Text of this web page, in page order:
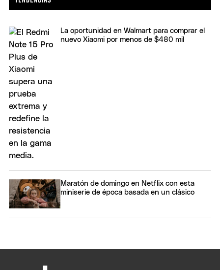
La oportunidad en Walmart para comprar el
nuevo Xiaomi por menos de $480 mil
Maratón de domingo en Netflix con esta
miniserie de época basada en un clásico